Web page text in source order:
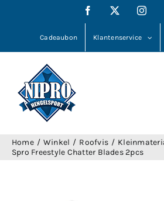
Facebook
Cadeaubon Klantenservice
Home Winkel Roofvis
Spro Freestyle Chatter Blades 2pcs